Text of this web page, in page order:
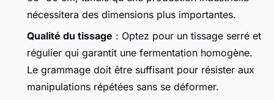
nécessitera des dimensions plus importantes.
Qualité du tissage : Optez pour un tissage serré et
régulier qui garantit une fermentation homogène.
Le grammage doit être suffisant pour résister aux
manipulations répétées sans se déformer.